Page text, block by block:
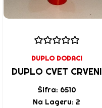
DUPLO DODACI
DUPLO CVET CRVENI
Šifra: 6510
Na Lageru: 2